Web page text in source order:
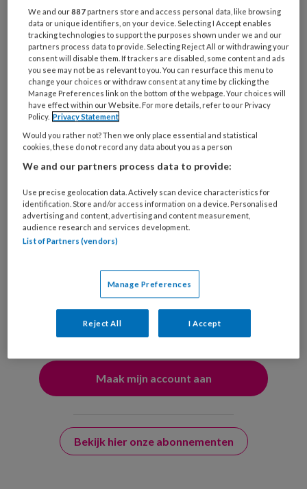
functie *
Bij
welke
organisatie
werk
je?
Untitled
Ontvang 2x per week de
KinderopvangTotaal nieuwsbrief
Ontvang iedere zondag het
Management Kinderopvang
Ja, ik geef toestemming voor e-mails
van KinderopvangTotaal en
Uw bovenstaande gegevens kunnen worden toegevoegd aan
uw profiel in overeenstemming met onsprivacy statement
Bekijk hier onze abonnementen
We and our887 partners store and access personal data, like browsing
data or unique identifiers, on your device. Selecting I Accept enables
tracking technologies to support the purposes shown under we and our
partners process data to provide. Selecting Reject All or withdrawing your
consent will disable them. If trackers are disabled, some content and ads
you see may not be as relevant to you. You can resurface this menu to
change your choices or withdraw consent at any time by clicking the
Manage Preferences link on the bottom of the webpage. Your choices will
have effect within our Website. For more details, refer to our Privacy
Policy. Privacy Statement
Would you rather not? Then we only place essential and statistical
cookies, these do not record any data about you as a person
We and our partners process data to provide:
Use precise geolocation data. Actively scan device characteristics for
identification. Store and/or access information on a device. Personalised
advertising and content, advertising and content measurement,
audience research and services development.
List of Partners (vendors)
Manage Preferences
Reject All I Accept